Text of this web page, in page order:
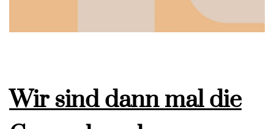
Wir sind dann mal die